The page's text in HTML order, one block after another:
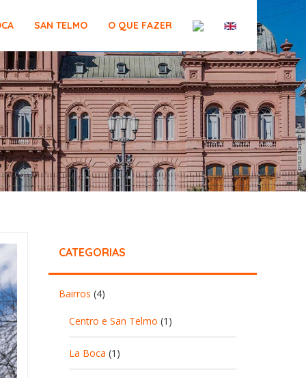
SAN TELMO O QUE FAZER
CATEGORIAS
Bairros (4)
Centro e San Telmo (1)
La Boca (1)